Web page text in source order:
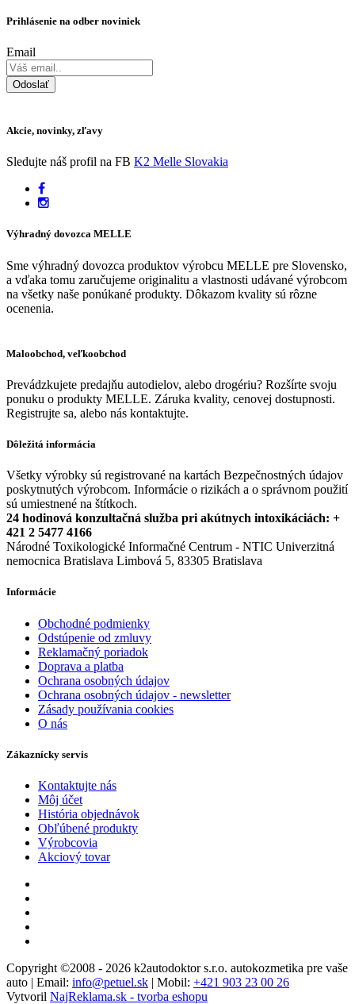
Prihlásenie na odber noviniek
Email
Odoslať
Akcie, novinky, zľavy
Sledujte náš profil na FB K2 Melle Slovakia
Výhradný dovozca MELLE
Sme výhradný dovozca produktov výrobcu MELLE pre Slovensko,
a vďaka tomu zaručujeme originalitu a vlastnosti udávané výrobcom
na všetky naše ponúkané produkty. Dôkazom kvality sú rôzne
ocenenia.
Maloobchod, veľkoobchod
Prevádzkujete predajňu autodielov, alebo drogériu? Rozšírte svoju
ponuku o produkty MELLE. Záruka kvality, cenovej dostupnosti.
Registrujte sa, alebo nás kontaktujte.
Dôležitá informácia
Všetky výrobky sú registrované na kartách Bezpečnostných údajov
poskytnutých výrobcom. Informácie o rizikách a o správnom použití
sú umiestnené na štítkoch.
24 hodinová konzultačná služba pri akútnych intoxikáciách: +
421 2 5477 4166
Národné Toxikologické Informačné Centrum - NTIC Univerzitná
nemocnica Bratislava Limbová 5, 83305 Bratislava
Informácie
Obchodné podmienky
Odstúpenie od zmluvy
Reklamačný poriadok
Doprava a platba
Ochrana osobných údajov
Ochrana osobných údajov - newsletter
Zásady používania cookies
O nás
Zákaznícky servis
Kontaktujte nás
Môj účet
História objednávok
Obľúbené produkty
Výrobcovia
Akciový tovar
Copyright ©2008 - 2026 k2autodoktor s.r.o. autokozmetika pre vaše
auto | Email: info@petuel.sk | Mobil: +421 903 23 00 26
Vytvoril NajReklama.sk - tvorba eshopu